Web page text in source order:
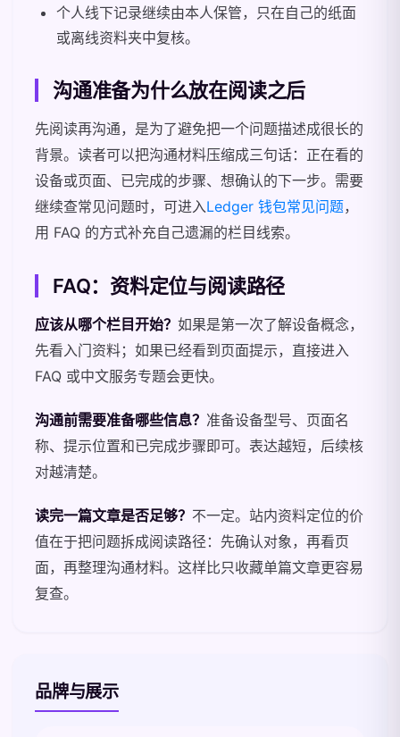
个人线下记录继续由本人保管，只在自己的纸面
或离线资料夹中复核。
沟通准备为什么放在阅读之后
先阅读再沟通，是为了避免把一个问题描述成很长的
背景。读者可以把沟通材料压缩成三句话：正在看的
设备或页面、已完成的步骤、想确认的下一步。需要
继续查常见问题时，可进入Ledger 钱包常见问题，
用 FAQ 的方式补充自己遗漏的栏目线索。
FAQ：资料定位与阅读路径
应该从哪个栏目开始？ 如果是第一次了解设备概念，
先看入门资料；如果已经看到页面提示，直接进入
FAQ 或中文服务专题会更快。
沟通前需要准备哪些信息？ 准备设备型号、页面名
称、提示位置和已完成步骤即可。表达越短，后续核
对越清楚。
读完一篇文章是否足够？ 不一定。站内资料定位的价
值在于把问题拆成阅读路径：先确认对象，再看页
面，再整理沟通材料。这样比只收藏单篇文章更容易
复查。
品牌与展示